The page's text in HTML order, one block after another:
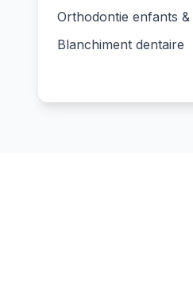
Orthodontie enfants &
Blanchiment dentaire